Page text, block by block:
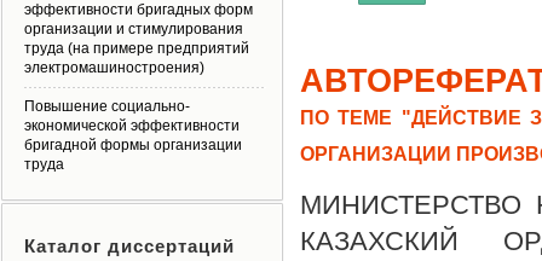
ПО ТЕМЕ "ДЕЙСТВИЕ
ОРГАНИЗАЦИИ
МИНИСТЕРСТВО
КАЗАХСКИЙ
эффективности бригадных форм
организации и стимулирования
труда (на примере предприятий
электромашиностроения)
Повышение социально-
экономической эффективности
бригадной формы организации
труда
Каталог диссертаций